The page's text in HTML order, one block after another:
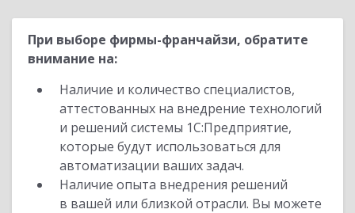
При выборе фирмы-франчайзи, обратите
внимание на:
Наличие и количество специалистов,
аттестованных на внедрение технологий
и решений системы 1С:Предприятие,
которые будут использоваться для
автоматизации ваших задач.
Наличие опыта внедрения решений
в вашей или близкой отрасли. Вы можете